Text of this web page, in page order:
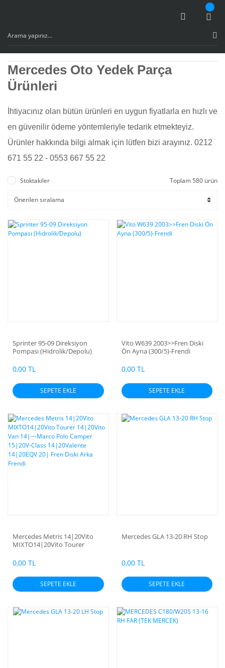
Mercedes Oto Yedek Parça
Ürünleri
İhtiyacınız olan bütün ürünleri en uygun fiyatlarla en hızlı ve
en güvenilir ödeme yöntemleriyle tedarik etmekteyiz.
Ürünler hakkında bilgi almak için lütfen bizi arayınız. 0212
671 55 22 - 0553 667 55 22
Stoktakiler Toplam 580 ürün
Sprinter 95-09 Direksiyon
Pompası (Hidrolik/Depolu)
0,00 TL
SEPETE EKLE
Vito W639 2003>>Fren Diski
Ön Ayna (300/5)-Frendi
0,00 TL
SEPETE EKLE
Mercedes Metris 14|20Vito
MIXTO14|20Vito Tourer
Polo Camper 15|20V-Class
14|20Valente 14|20EQV 20|
Fren Diski Arka Frendi
0,00 TL
SEPETE EKLE
Mercedes GLA 13-20 RH Stop
0,00 TL
SEPETE EKLE